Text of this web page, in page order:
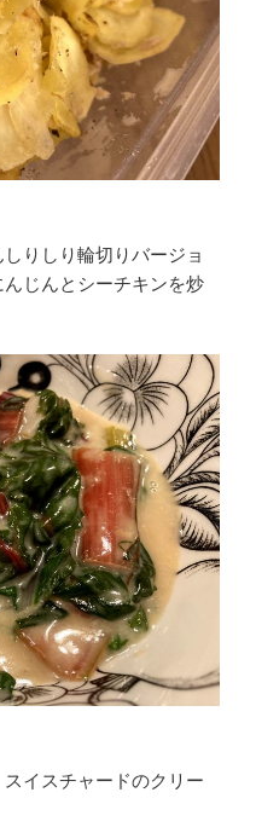
りしり輪切りバージョ
じんとシーチキンを炒
イスチャードのクリー